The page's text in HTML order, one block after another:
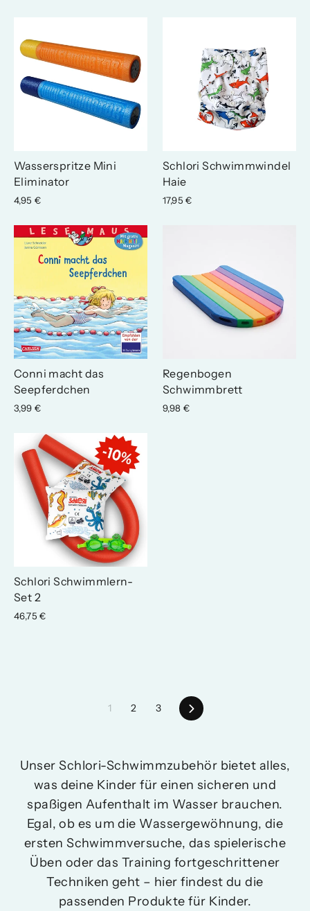
Wasserspritze Mini
Eliminator
4,95 €
Schlori Schwimmwindel
Haie
17,95 €
Conni macht das
Seepferdchen
3,99 €
Regenbogen
Schwimmbrett
9,98 €
Schlori Schwimmlern-
Set 2
46,75 €
1 2 3 Weiter
Unser Schlori-Schwimmzubehör bietet alles,
was deine Kinder für einen sicheren und
spaßigen Aufenthalt im Wasser brauchen.
Egal, ob es um die Wassergewöhnung, die
ersten Schwimmversuche, das spielerische
Üben oder das Training fortgeschrittener
Techniken geht – hier findest du die
passenden Produkte für Kinder.